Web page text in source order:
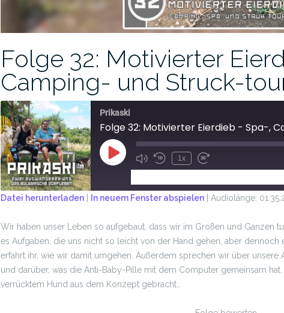
Folge 32: Motivierter
Camping- und Struck-
Prikaski
Folge 32: Motivierter Eierdieb - Spa-,
1x
RSS FEED
LINK
EMBED
Datei herunterladen | In neuem Fenster abspielen | Audiolänge:
Wir haben unser Leben so aufgebaut, dass wir im Großen und Ganzen
es Aufgaben, die uns nicht so leicht von der Hand gehen, aber
erfahrt ihr, wie wir damit umgehen. Außerdem sprechen wir über
und darüber, was die Anti-Baby-Pille mit dem Computer gemeinsam
verrücktem Hund aus dem Konzept gebracht…